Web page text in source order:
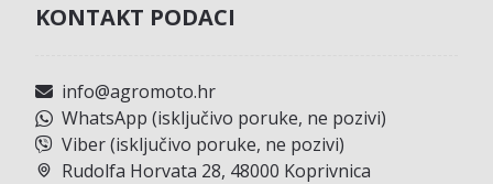
KONTAKT PODACI
info@agromoto.hr
WhatsApp (isključivo poruke, ne pozivi)
Viber (isključivo poruke, ne pozivi)
Rudolfa Horvata 28, 48000 Koprivnica